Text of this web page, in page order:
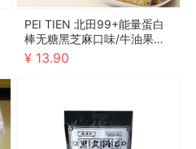
PEI TIEN 北田99+能量蛋白
棒无糖黑芝麻口味/牛油果口
味 120g/袋
¥ 13.90